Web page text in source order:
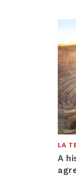
LA
A